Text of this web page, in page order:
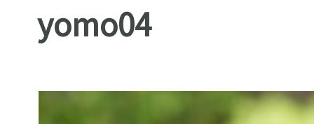
yomo04